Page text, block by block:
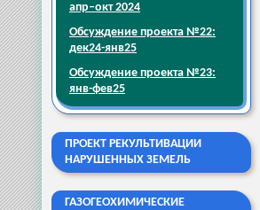
апр–окт 2024
Обсуждение проекта №22:
дек24-янв25
Обсуждение проекта №23:
янв-фев25
ПРОЕКТ РЕКУЛЬТИВАЦИИ
НАРУШЕННЫХ ЗЕМЕЛЬ
ГАЗОГЕОХИМИЧЕСКИЕ